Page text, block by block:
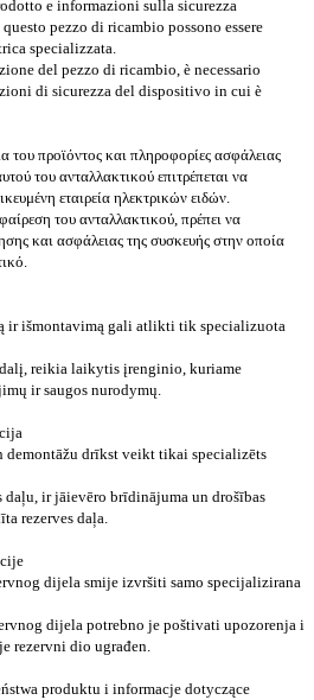
e informazioni sulla sicurezza
pezzo di ricambio possono essere
specializzata.
del pezzo di ricambio, è necessario
di sicurezza del dispositivo in cui è
του προϊόντος και πληροφορίες ασφάλειας
του ανταλλακτικού επιτρέπεται να
εταιρεία ηλεκτρικών ειδών.
του ανταλλακτικού, πρέπει να
και ασφάλειας της συσκευής στην οποία
ir išmontavimą gali atlikti tik specializuota
reikia laikytis įrenginio, kuriame
ir saugos nurodymų.
demontāžu drīkst veikt tikai specializēts
daļu, ir jāievēro brīdinājuma un drošības
rezerves daļa.
dijela smije izvršiti samo specijalizirana
dijela potrebno je poštivati ​​upozorenja i
rezervni dio ugrađen.
produktu i informacje dotyczące